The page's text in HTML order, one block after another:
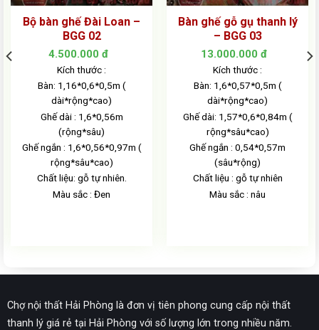
Bộ bàn ghế Đài Loan –
BGG 02
4.500.000 đ
Kích thước :
Bàn: 1,16*0,6*0,5m (
dài*rộng*cao)
Ghế dài : 1,6*0,56m
(rộng*sâu)
Ghế ngắn : 1,6*0,56*0,97m (
rộng*sâu*cao)
Chất liệu: gỗ tự nhiên.
Màu sắc : Đen
Bàn ghế gỗ gụ thanh lý
– BGG 03
13.000.000 đ
Kích thước :
Bàn: 1,6*0,57*0,5m (
dài*rộng*cao)
Ghế dài: 1,57*0,6*0,84m (
rộng*sâu*cao)
Ghế ngắn : 0,54*0,57m
(sâu*rộng)
Chất liệu : gỗ tự nhiên
Màu sắc : nâu
Chợ nội thất Hải Phòng là đơn vị tiên phong cung cấp nội thất
thanh lý giá rẻ tại Hải Phòng với số lượng lớn trong nhiều năm.